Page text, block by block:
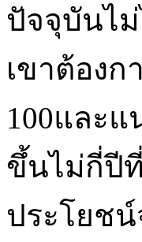
ปัจจุบันไ
เขาต้อง
100และ
ขึ้นไม่กี่ปี
ประโยช